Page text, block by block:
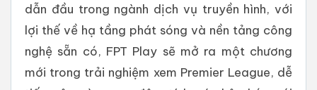
dẫn đầu trong ngành dịch vụ truyền hình, với
lợi thế về hạ tầng phát sóng và nền tảng công
nghệ sẵn có, FPT Play sẽ mở ra một chương
mới trong trải nghiệm xem Premier League, dễ